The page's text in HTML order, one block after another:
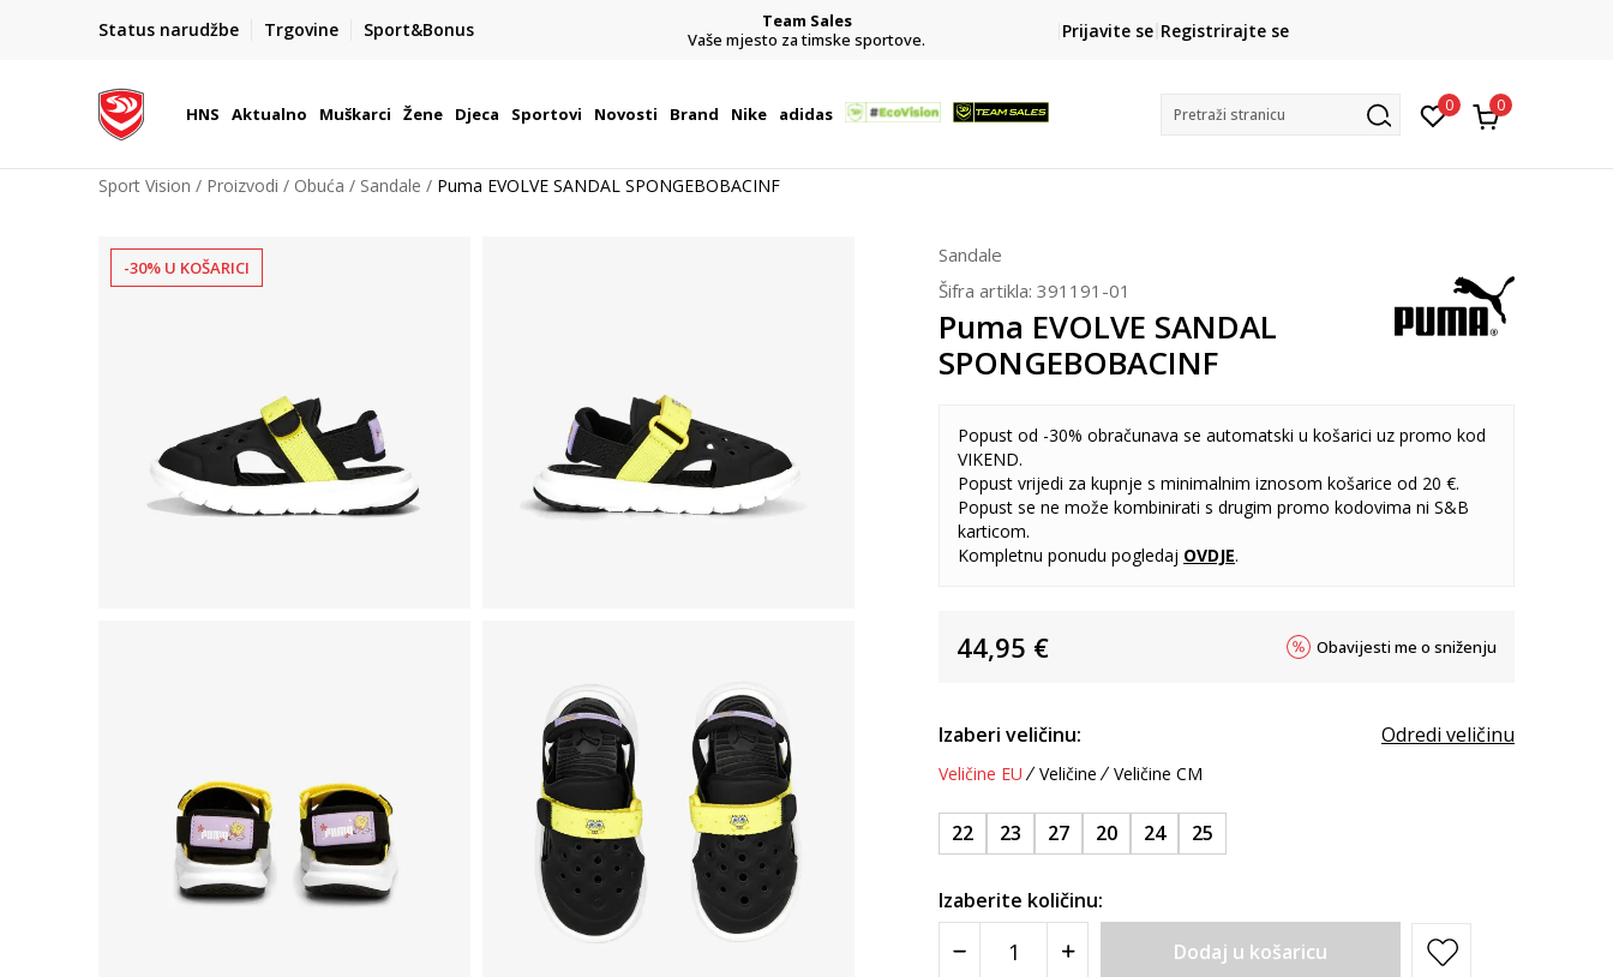
Status narudžbe Trgovine Sport&Bonus
BOX NOW
Dostava 1,50 €
| Više od 800 paketomata u Hrvatskoj
Team Sales
Vaše mjesto za timske sportove.
CLICK& COLLECT
besplatno preuzimanje u trgovini
Prijavite se Registrirajte se
HNS Aktualno Muškarci Žene Djeca Sportovi Novosti Brand Nike adidas Pretraži stranicu 0 0
Sport Vision Proizvodi Obuća Sandale Puma EVOLVE SANDAL SPONGEBOBACINF
-30% U KOŠARICI
Sandale
Šifra artikla: 391191-01
Puma EVOLVE SANDAL
SPONGEBOBACINF
Popust od -30% obračunava se automatski u košarici uz promo kod
VIKEND.
Popust vrijedi za kupnje s minimalnim iznosom košarice od 20 €.
Popust se ne može kombinirati s drugim promo kodovima ni S&B
karticom.
Kompletnu ponudu pogledaj OVDJE.
44,95 € Obavijesti me o sniženju
Izaberi veličinu: Odredi veličinu
Veličine EU Veličine Veličine CM
22 23 27 20 24 25
Izaberite količinu:
Dodaj u košaricu